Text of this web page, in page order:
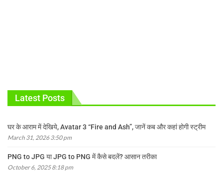
Latest Posts
घर के आराम में देखिये, Avatar 3 “Fire and Ash”, जानें कब और कहां होगी स्ट्रीम
March 31, 2026 3:50 pm
PNG to JPG या JPG to PNG में कैसे बदलें? आसान तरीका
October 6, 2025 8:18 pm